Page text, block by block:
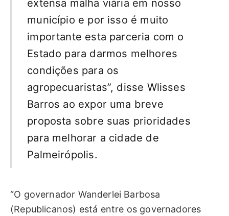
extensa malha viária em nosso
município e por isso é muito
importante esta parceria com o
Estado para darmos melhores
condições para os
agropecuaristas”, disse Wlisses
Barros ao expor uma breve
proposta sobre suas prioridades
para melhorar a cidade de
Palmeirópolis.
“O governador Wanderlei Barbosa
(Republicanos) está entre os governadores